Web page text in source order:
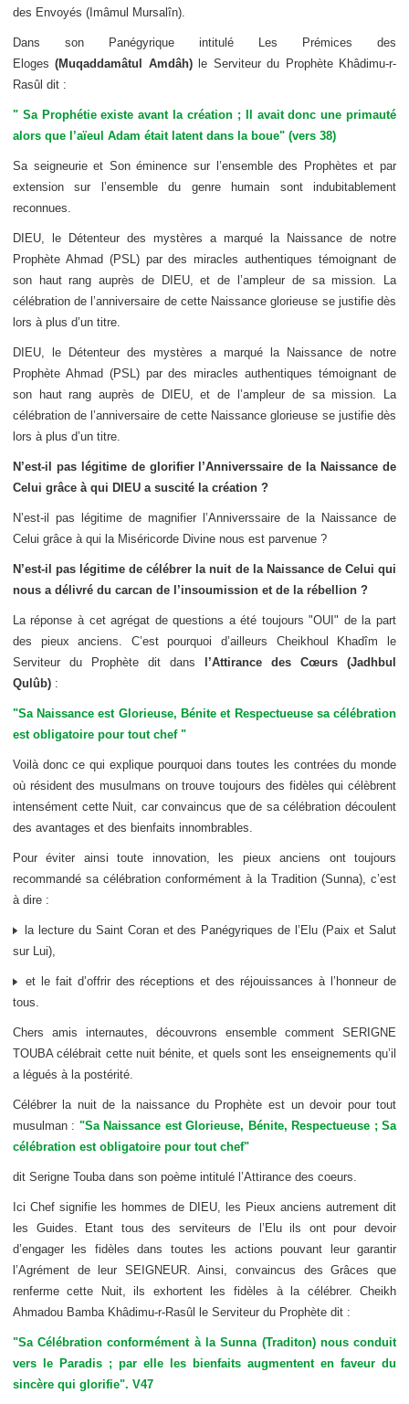
des Envoyés (Imâmul Mursalîn).
Dans son Panégyrique intitulé Les Prémices des
Eloges(Muqaddamâtul Amdâh)le Serviteur du Prophète Khâdimu-r-
Rasûl dit :
" Sa Prophétie existe avant la création ; Il avait donc une primauté
alors que l’aïeul Adam était latent dans la boue" (vers 38)
Sa seigneurie et Son éminence sur l’ensemble des Prophètes et par
extension sur l’ensemble du genre humain sont indubitablement
reconnues.
DIEU, le Détenteur des mystères a marqué la Naissance de notre
Prophète Ahmad (PSL) par des miracles authentiques témoignant de
son haut rang auprès de DIEU, et de l’ampleur de sa mission. La
célébration de l’anniversaire de cette Naissance glorieuse se justifie dès
lors à plus d’un titre.
DIEU, le Détenteur des mystères a marqué la Naissance de notre
Prophète Ahmad (PSL) par des miracles authentiques témoignant de
son haut rang auprès de DIEU, et de l’ampleur de sa mission. La
célébration de l’anniversaire de cette Naissance glorieuse se justifie dès
lors à plus d’un titre.
N’est-il pas légitime de glorifier l’Anniverssaire de la Naissance de
Celui grâce à qui DIEU a suscité la création ?
N’est-il pas légitime de magnifier l’Anniverssaire de la Naissance de
Celui grâce à qui la Miséricorde Divine nous est parvenue ?
N’est-il pas légitime de célébrer la nuit de la Naissance de Celui qui
nous a délivré du carcan de l’insoumission et de la rébellion ?
La réponse à cet agrégat de questions a été toujours "OUI" de la part
des pieux anciens. C’est pourquoi d’ailleurs Cheikhoul Khadîm le
Serviteur du Prophète dit dans
l’Attirance des Cœurs (Jadhbul
Qulûb):
"Sa Naissance est Glorieuse, Bénite et Respectueuse sa célébration
est obligatoire pour tout chef "
Voilà donc ce qui explique pourquoi dans toutes les contrées du monde
où résident des musulmans on trouve toujours des fidèles qui célèbrent
intensément cette Nuit, car convaincus que de sa célébration découlent
des avantages et des bienfaits innombrables.
Pour éviter ainsi toute innovation, les pieux anciens ont toujours
recommandé sa célébration conformément à la Tradition (Sunna), c’est
à dire :
la lecture du Saint Coran et des Panégyriques de l’Elu (Paix et Salut
sur Lui),
et le fait d’offrir des réceptions et des réjouissances à l’honneur de
tous.
Chers amis internautes, découvrons ensemble comment SERIGNE
TOUBA célébrait cette nuit bénite, et quels sont les enseignements qu’il
a légués à la postérité.
Célébrer la nuit de la naissance du Prophète est un devoir pour tout
musulman : "Sa Naissance est Glorieuse, Bénite, Respectueuse ; Sa
célébration est obligatoire pour tout chef"
dit Serigne Touba dans son poème intitulé l’Attirance des coeurs.
Ici Chef signifie les hommes de DIEU, les Pieux anciens autrement dit
les Guides. Etant tous des serviteurs de l’Elu ils ont pour devoir
d’engager les fidèles dans toutes les actions pouvant leur garantir
l’Agrément de leur SEIGNEUR. Ainsi, convaincus des Grâces que
renferme cette Nuit, ils exhortent les fidèles à la célébrer. Cheikh
Ahmadou Bamba Khâdimu-r-Rasûl le Serviteur du Prophète dit :
"Sa Célébration conformément à la Sunna (Traditon) nous conduit
vers le Paradis ; par elle les bienfaits augmentent en faveur du
sincère qui glorifie". V47